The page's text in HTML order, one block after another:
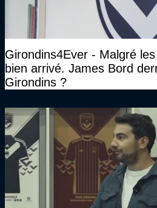
Girondins4Ever - Malgré
bien arrivé. James Bord
Girondins ?